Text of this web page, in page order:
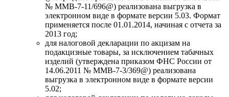
№ ММВ-7-11/696@) реализована выгрузка в
электронном виде в формате версии 5.03. Формат
применяется после 01.01.2014, начиная с отчета за
2013 год;
для налоговой декларации по акцизам на
подакцизные товары, за исключением табачных
изделий (утверждена приказом ФНС России от
14.06.2011 № ММВ-7-3/369@) реализована
выгрузка в электронном виде в формате версии
5.02;